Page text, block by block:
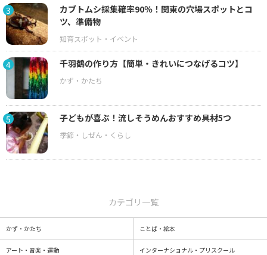
3
カブトムシ採集確率90％！関東の穴場スポットとコ
ツ、準備物
4 千羽鶴の作り方【簡単・きれいにつなげるコツ】
5 子どもが喜ぶ！流しそうめんおすすめ具材5つ
カテゴリ一覧
かず・かたち ことば・絵本
アート・音楽・運動 インターナショナル・プリスクール